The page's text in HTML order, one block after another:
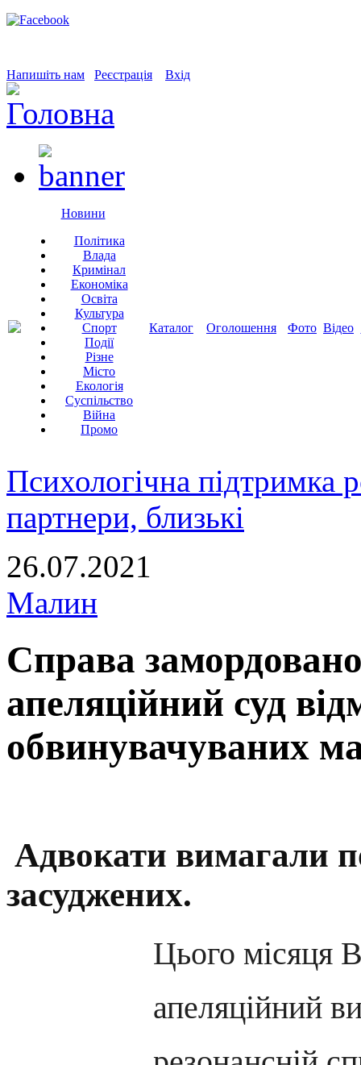
Напишіть нам Реєстрація Вхід
Новини
Політика
Влада
Кримінал
Економіка
Освіта
Культура
Спорт
Події
Різне
Місто
Екологія
Суспільство
Війна
Промо
Каталог Оголошення Фото Відео
Психологічна підтримка
партнери, близькі
26.07.2021
Малин
Справа
апеляційний суд
обвинувачуваних
Адвокати вимагали
засуджених.
Цього місяця
апеляційний